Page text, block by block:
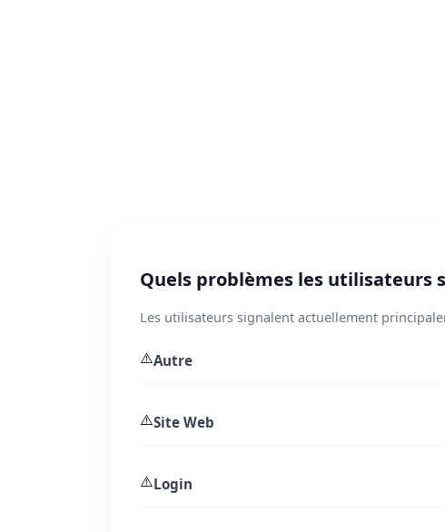
Quels problèmes les utilisateurs
Les utilisateurs signalent actuellement
⚠️Autre
⚠️Site Web
⚠️Login